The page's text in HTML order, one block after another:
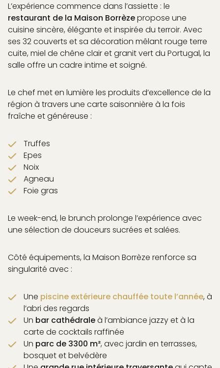
DREAM
ACCÈS
L’expérience commence dans l’assiette : le
restaurant de la Maison Borrèzepropose une
cuisine sincère, élégante et inspirée du terroir. Avec
ses 32 couverts et sa décoration mêlant rouge terre
cuite, miel de chêne clair et granit vert du Portugal, la
salle offre un cadre intime et soigné.
Le chef met en lumière les produits d’excellence de la
région à travers une carte saisonnière à la fois
fraîche et généreuse :
Truffes
Epes
Noix
Agneau
Foie gras
Le week-end, le brunch prolonge l’expérience avec
une sélection de douceurs sucrées et salées.
Côté équipements, la Maison Borrèze renforce sa
singularité avec :
Une piscine extérieure chauffée toute l’année, à
l’abri des regards
Un bar cathédraleà l’ambiance jazzy et à la
carte de cocktails raffinée
Un parc de 3300 m², avec jardin en terrasses,
bosquet et belvédère